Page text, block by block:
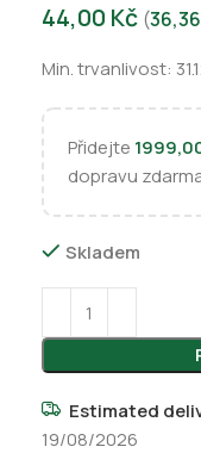
44,00 Kč (36,36
Min. trvanlivost:
Přidejte
dopravu
Skladem
Estimated
19/08/2026